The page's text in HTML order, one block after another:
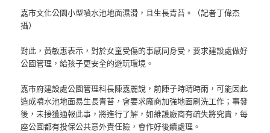
嘉市文化公園小型噴水池地面濕滑，且生長青苔。（記者丁偉杰
攝）
對此，黃敏惠表示，對於女童受傷的事感同身受，要求建設處做好
公園管理，給孩子更安全的遊玩環境。
嘉市府建設處公園管理科長陳嘉麗說，前陣子時晴時雨，可能因此
造成噴水池地面易生長青苔，會要求廠商加強地面刷洗工作；事發
後，未接獲通報此事，將進行了解，如維護廠商有疏失將究責，每
座公園都有投保公共意外責任險，會作好後續處理。